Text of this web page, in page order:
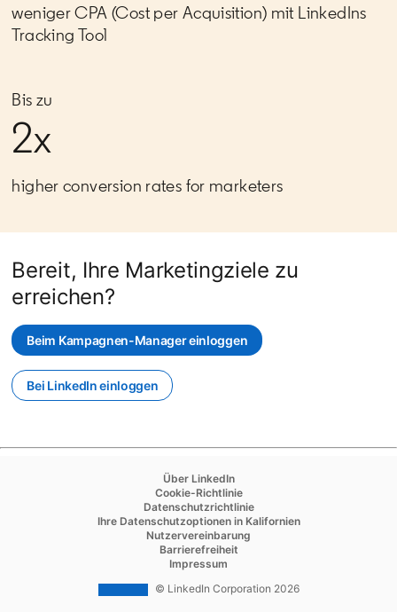
weniger CPA (Cost per Acquisition) mit LinkedIns
Tracking Tool
Bis zu
2x
higher conversion rates for marketers
Bereit, Ihre Marketingziele zu
erreichen?
Beim Kampagnen-Manager einloggen
opens in a new tab
Bei LinkedIn einloggen
opens in a new tab
Über LinkedInopens in a new tab
Cookie-Richtlinie
Datenschutzrichtlinie
Ihre Datenschutzoptionen in Kalifornienopens in a new tab
Nutzervereinbarung
Barrierefreiheit opens in a new tab
Impressum
© LinkedIn Corporation 2026